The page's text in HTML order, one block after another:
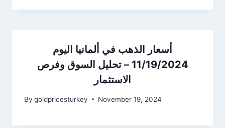
أسعار الذهب في ألمانيا اليوم
11/19/2024 – تحليل السوق وفرص
الاستثمار
By goldpricesturkey November 19, 2024